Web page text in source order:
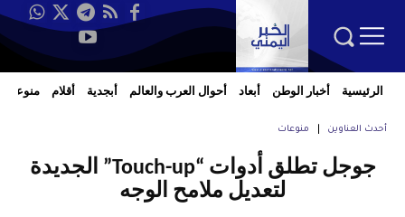
الرئيسية أخبار الوطن أبعاد أحوال العرب والعالم أبجدية أقلام منوعات
أحدث العناوين منوعات
جوجل تطلق أدوات “Touch-up” الجديدة
لتعديل ملامح الوجه